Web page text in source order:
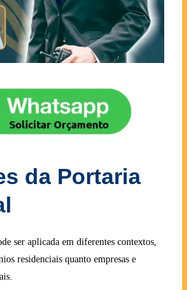
da Portaria
ser aplicada em diferentes contextos,
residenciais quanto empresas e